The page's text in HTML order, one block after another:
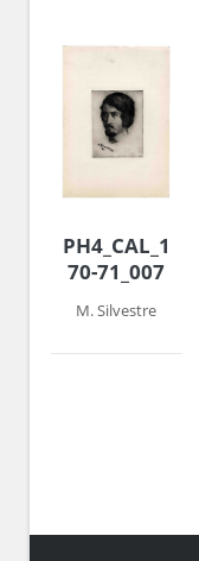
PH4_CAL_1969-
70-71_007
M. Silvestre